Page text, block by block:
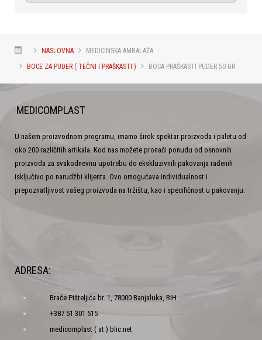
NASLOVNA
MEDICINSKA AMBALAŽA
BOCE ZA PUDER ( TEČNI I PRAŠKASTI )
BOCA PRAŠKASTI PUDER 50 GR
MEDICOMPLAST
U našem proizvodnom programu, imamo širok spektar proizvoda i paletu od
oko 200 različitih artikala. Kod nas možete pronaći ponudu od osnovnih
proizvoda za svakodnevnu upotrebu do ekskluzivnih pakovanja rađenih
isključivo po narudžbi klijenta. Ovo omogućava individualnost i
prepoznatljivost vašeg proizvoda na tržištu, kao i specifičnost u pakovanju.
ADRESA:
Braće Pišteljića br. 1, 78000 Banjaluka, BiH
+387 51 301 515
medicomplast ( at ) blic.net